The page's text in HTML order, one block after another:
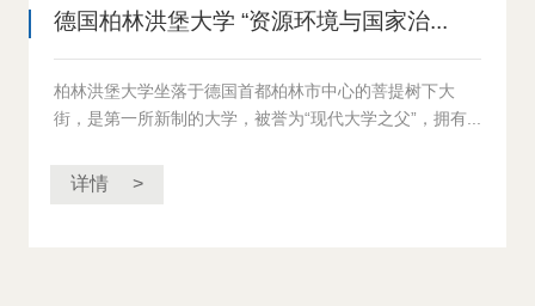
识上的能力，尤其是偏重实际应用和动手能力，强调团队
合作。
选择“海外课程选修计划”在完成海外培养单位指定的作业
结业证书。
德国柏林洪堡大学 “资源环境与国家治...
柏林洪堡大学坐落于德国首都柏林市中心的菩提树下大
街，是第一所新制的大学，被誉为“现代大学之父”，拥有...
详情 >